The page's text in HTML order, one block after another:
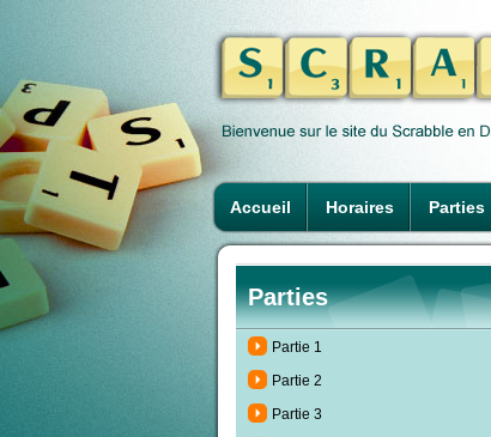
Accueil Horaires Parties
Parties
Partie 1
Partie 2
Partie 3